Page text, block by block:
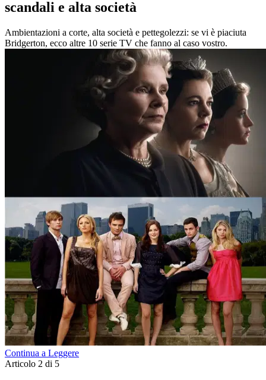
scandali e alta società
Ambientazioni a corte, alta società e pettegolezzi: se vi è piaciuta
Bridgerton, ecco altre 10 serie TV che fanno al caso vostro.
Continua a Leggere
Articolo 2 di 5